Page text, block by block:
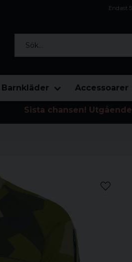
Endast
Barnkläder Accessoarer
Sista chansen!